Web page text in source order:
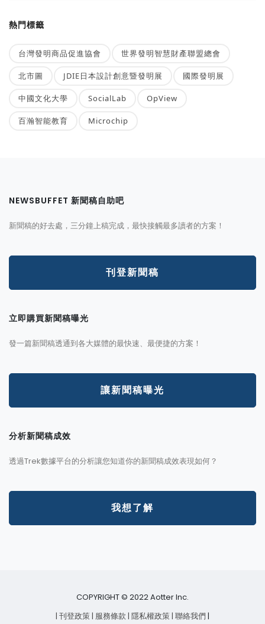
熱門標籤
台灣發明商品促進協會 世界發明智慧財產聯盟總會
北市圖 JDIE日本設計創意暨發明展 國際發明展
中國文化大學 SocialLab OpView
百瀚智能教育 Microchip
NEWSBUFFET 新聞稿自助吧
新聞稿的好去處，三分鐘上稿完成，最快接觸最多讀者的方案！
刊登新聞稿
立即購買新聞稿曝光
發一篇新聞稿透通到各大媒體的最快速、最便捷的方案！
讓新聞稿曝光
分析新聞稿成效
透過Trek數據平台的分析讓您知道你的新聞稿成效表現如何？
我想了解
COPYRIGHT © 2022 Aotter Inc.
| 刊登政策 | 服務條款 | 隱私權政策 | 聯絡我們 |